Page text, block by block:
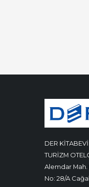
DER
TURİZM
Alemdar
No: 28/A